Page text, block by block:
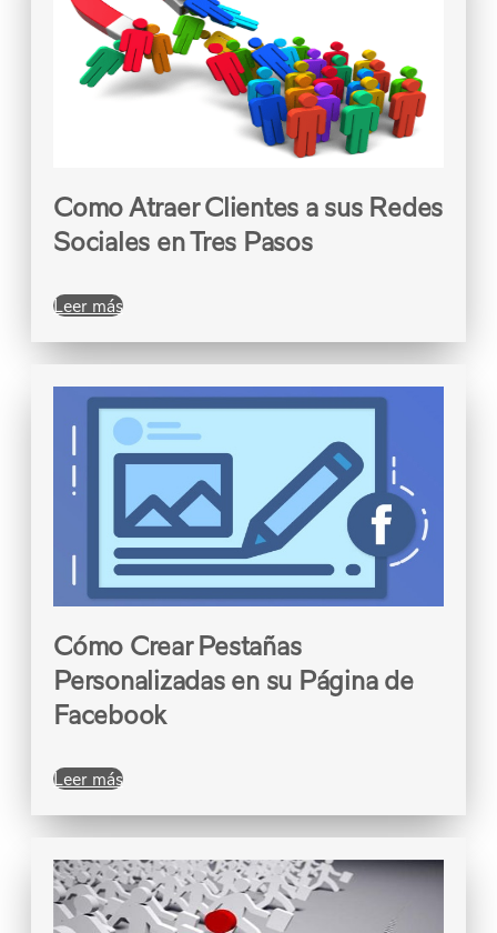
Como Atraer Clientes a sus Redes
Sociales en Tres Pasos
Leer más
Cómo Crear Pestañas
Personalizadas en su Página de
Facebook
Leer más